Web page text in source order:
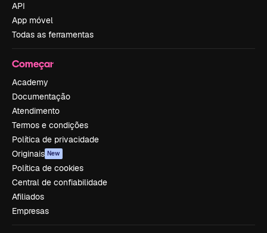
API
App móvel
Todas as ferramentas
Começar
Academy
Documentação
Atendimento
Termos e condições
Política de privacidade
Originais New
Política de cookies
Central de confiabilidade
Afiliados
Empresas